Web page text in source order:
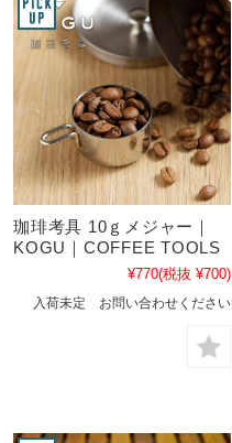
珈琲考具 10ｇメジャー｜
KOGU｜COFFEE TOOLS
¥770(税抜 ¥700)
入荷未定 お問い合わせください